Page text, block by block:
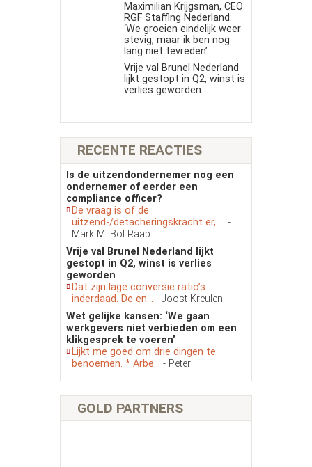
Maximilian Krijgsman, CEO
RGF Staffing Nederland:
‘We groeien eindelijk weer
stevig, maar ik ben nog
lang niet tevreden’
Vrije val Brunel Nederland
lijkt gestopt in Q2, winst is
verlies geworden
RECENTE REACTIES
Is de uitzendondernemer nog een
ondernemer of eerder een
compliance officer?
De vraag is of de
uitzend-/detacheringskracht er, ... -
Mark M. Bol Raap
Vrije val Brunel Nederland lijkt
gestopt in Q2, winst is verlies
geworden
Dat zijn lage conversie ratio’s
inderdaad. De en... - Joost Kreulen
Wet gelijke kansen: ‘We gaan
werkgevers niet verbieden om een
klikgesprek te voeren’
Lijkt me goed om drie dingen te
benoemen. * Arbe... - Peter
GOLD PARTNERS